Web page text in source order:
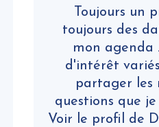
Toujours un
toujours des
mon agenda
d'intérêt
partager les
questions que je
Voir le profil de